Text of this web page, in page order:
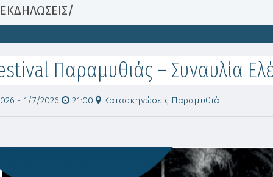
ΕΚΔΗΛΩΣΕΙΣ/
Παραμυθιάς – Συναυλία
- 1/7/2026 21:00 Κατασκηνώσεις Παραμυθιά